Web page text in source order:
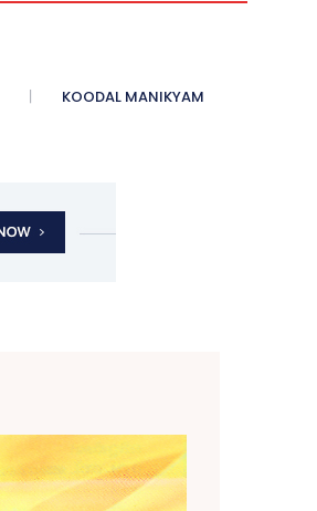
KOODAL MANIKYAM